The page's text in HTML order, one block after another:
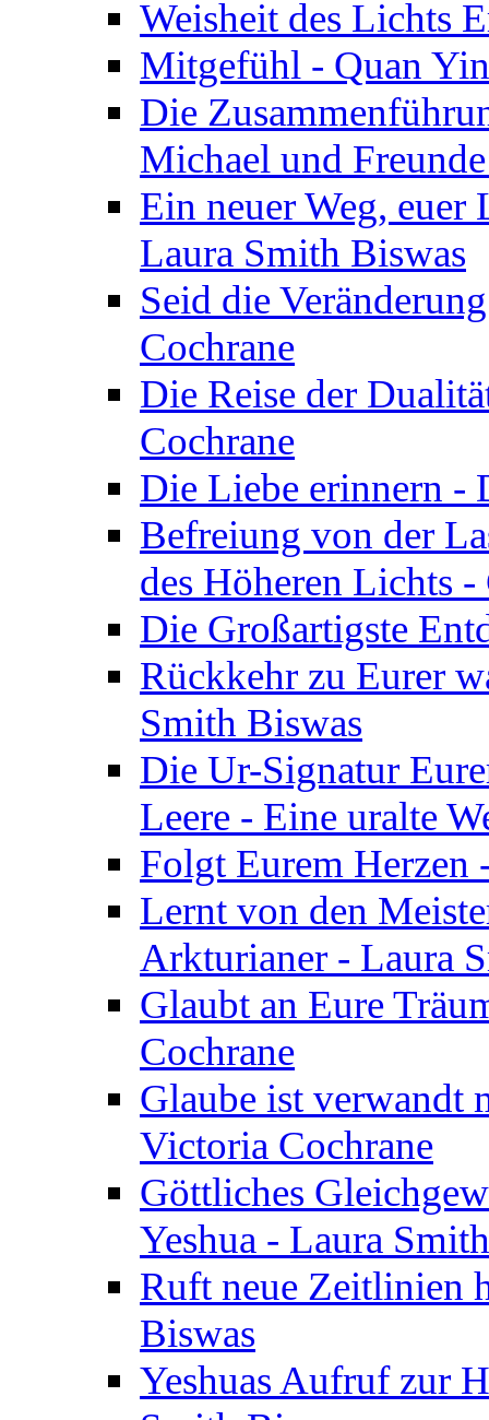
Weisheit des Lichts
Mitgefühl - Quan
Die
Michael und
Ein neuer Weg, euer
Laura Smith Biswas
Seid die
Cochrane
Die Reise der
Cochrane
Die Liebe erinnern -
Befreiung von der
des Höheren Lichts
Die Großartigste
Rückkehr zu Eurer
Smith Biswas
Die Ur-Signatur
Leere - Eine uralte
Folgt Eurem
Lernt von den
Arkturianer - Laura
Glaubt an Eure
Cochrane
Glaube ist verwandt
Victoria Cochrane
Göttliches
Yeshua - Laura
Ruft neue Zeitlinien
Biswas
Yeshuas Aufruf zur